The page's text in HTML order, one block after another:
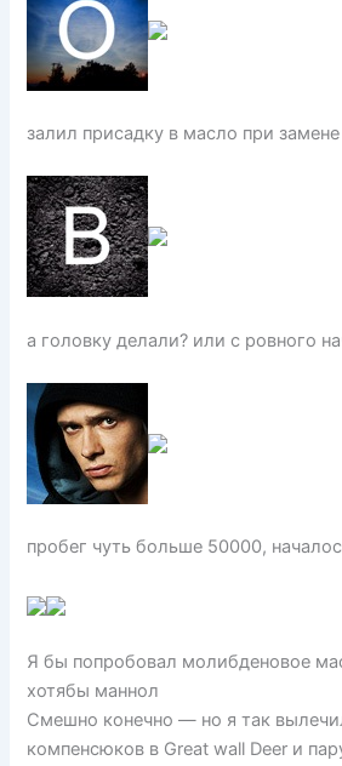
залил присадку в масло при
а головку делали? или с ровного
пробег чуть больше 50000,
Я бы попробовал молибденовое
хотябы маннол
Смешно конечно — но я так
компенсюков в Great wall Deer и